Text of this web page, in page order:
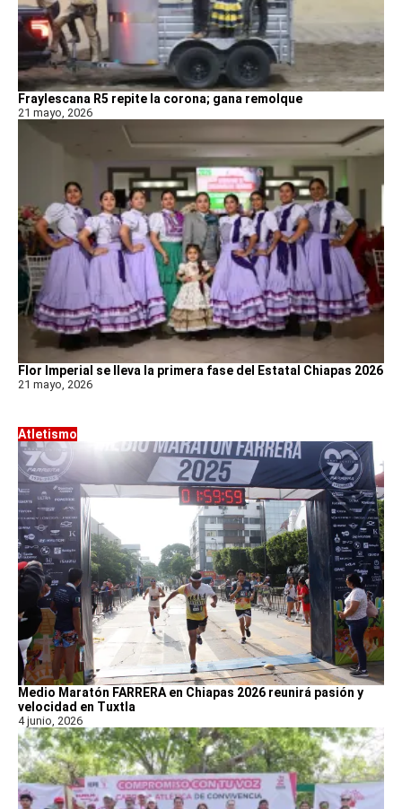
Fraylescana R5 repite la corona; gana remolque
21 mayo, 2026
Flor Imperial se lleva la primera fase del Estatal Chiapas 2026
21 mayo, 2026
Atletismo
Medio Maratón FARRERA en Chiapas 2026 reunirá pasión y
velocidad en Tuxtla
4 junio, 2026